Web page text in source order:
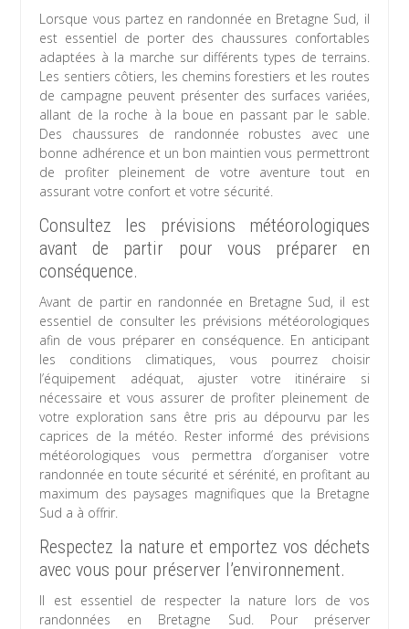
Lorsque vous partez en randonnée en Bretagne Sud, il
est essentiel de porter des chaussures confortables
adaptées à la marche sur différents types de terrains.
Les sentiers côtiers, les chemins forestiers et les routes
de campagne peuvent présenter des surfaces variées,
allant de la roche à la boue en passant par le sable.
Des chaussures de randonnée robustes avec une
bonne adhérence et un bon maintien vous permettront
de profiter pleinement de votre aventure tout en
assurant votre confort et votre sécurité.
Consultez les prévisions météorologiques
avant de partir pour vous préparer en
conséquence.
Avant de partir en randonnée en Bretagne Sud, il est
essentiel de consulter les prévisions météorologiques
afin de vous préparer en conséquence. En anticipant
les conditions climatiques, vous pourrez choisir
l’équipement adéquat, ajuster votre itinéraire si
nécessaire et vous assurer de profiter pleinement de
votre exploration sans être pris au dépourvu par les
caprices de la météo. Rester informé des prévisions
météorologiques vous permettra d’organiser votre
randonnée en toute sécurité et sérénité, en profitant au
maximum des paysages magnifiques que la Bretagne
Sud a à offrir.
Respectez la nature et emportez vos déchets
avec vous pour préserver l’environnement.
Il est essentiel de respecter la nature lors de vos
randonnées en Bretagne Sud. Pour préserver